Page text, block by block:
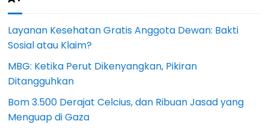
Layanan Kesehatan Gratis Anggota Dewan: Bakti
Sosial atau Klaim?
MBG: Ketika Perut Dikenyangkan, Pikiran
Ditangguhkan
Bom 3.500 Derajat Celcius, dan Ribuan Jasad yang
Menguap di Gaza